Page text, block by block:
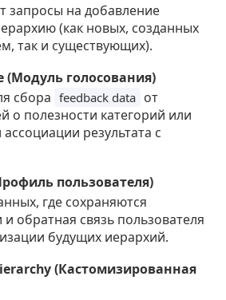
запросы на добавление
(как новых, созданных
так и существующих).
(Модуль голосования)
сбора feedback data от
о полезности категорий или
результата с
пользователя)
где сохраняются
обратная связь пользователя
будущих иерархий.
(Кастомизированная